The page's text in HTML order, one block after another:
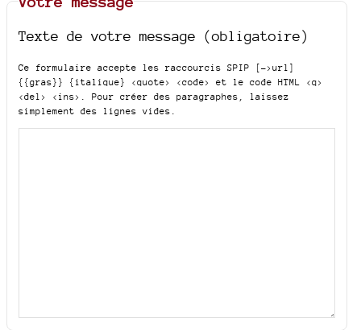
Texte de votre message (obligatoire)
Ce formulaire accepte les raccourcis SPIP
[->url]
{{gras}} {italique} <quote> <code>
et le code HTML <q>
<del> <ins> . Pour créer des paragraphes, laissez
simplement des lignes vides.